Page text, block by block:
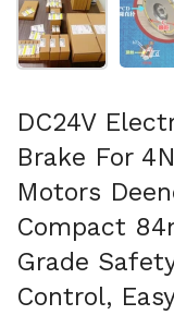
DC24V
Brake For
Motors
Compact
Grade
Control,